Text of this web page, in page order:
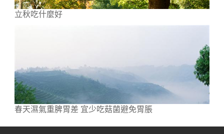
立秋吃什麼好
春天濕氣重脾胃差 宜少吃菇菌避免胃脹